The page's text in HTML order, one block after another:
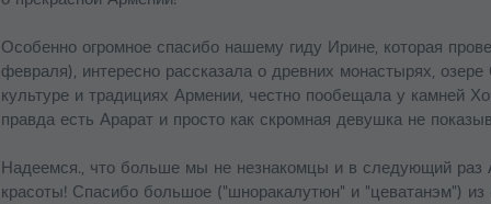
Особенно огромное спасибо нашему гиду Ирине, которая
февраля), интересно рассказала о древних монастырях, озере
культуре и традициях Армении, честно пообещала у камней
правда есть Арарат и просто как скромная девушка не
Надеемся., что больше мы не незнакомцы и в следующий раз
красоты! Спасибо большое ("шноракалутюн" и "цеватанэм")